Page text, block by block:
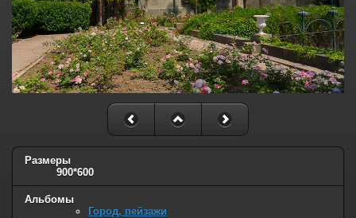
Размеры
900*600
Альбомы
Город, пейзажи